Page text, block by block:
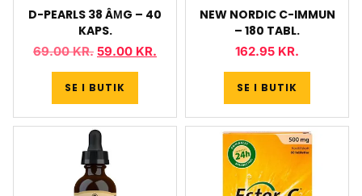
D-PEARLS 38 ÂΜG – 40
KAPS.
69.00KR. 59.00 KR.
SE I BUTIK
NEW NORDIC C-IMMUN
– 180 TABL.
162.95 KR.
SE I BUTIK